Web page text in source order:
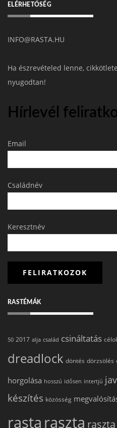
ELÉRHETŐSÉG
INFO@RASTA.HU
Ha észrevételed lenne,
nyugodtan!
Hírlevél
Email
Családnév
Keresztnév
RASTÉMÁK
50 2017 alja család csináltatás
dreadlock döntés dörzsölés
horgolása hosszú idősen intertjú
készítés közösség
rasta raszta